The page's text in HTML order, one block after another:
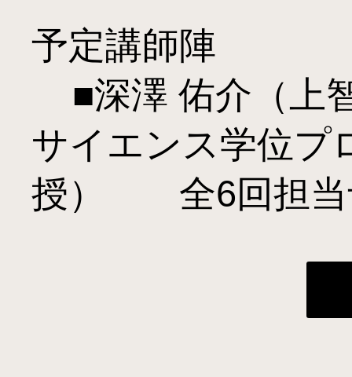
予定講師陣
サイエンス学位プ
授）　　全6回担